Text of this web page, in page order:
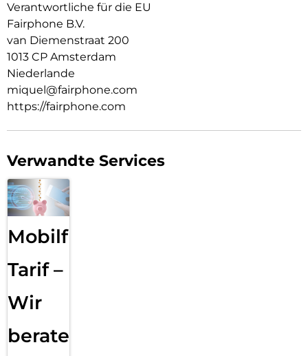
Verantwortliche für die EU
Fairphone B.V.
van Diemenstraat 200
1013 CP Amsterdam
Niederlande
miquel@fairphone.com
https://fairphone.com
Verwandte Services
Mobilfunk
Tarif –
Wir
beraten